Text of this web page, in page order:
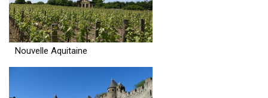
Nouvelle Aquitaine